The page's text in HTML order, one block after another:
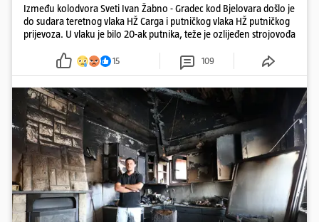
Između kolodvora Sveti Ivan Žabno - Gradec kod Bjelovara došlo je
do sudara teretnog vlaka HŽ Carga i putničkog vlaka HŽ putničkog
prijevoza. U vlaku je bilo 20-ak putnika, teže je ozlijeđen strojovođa
15 109